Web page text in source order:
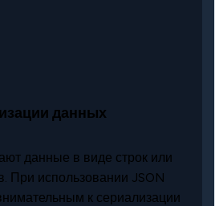
данных
данные в виде строк или
При использовании JSON
к сериализации